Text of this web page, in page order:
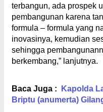
terbangun, ada prospek
pembangunan karena
formula – formula yang
inovasinya, kemudian
sehingga
berkembang,” lanjutnya.
Baca Juga :
Kapolda
Briptu (anumerta)